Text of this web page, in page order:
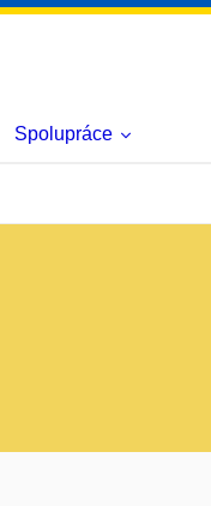
Spolupráce